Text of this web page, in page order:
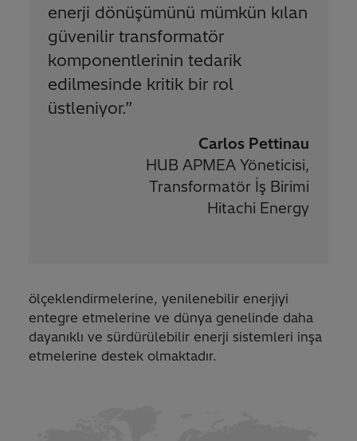
enerji dönüşümünü mümkün kılan
güvenilir transformatör
komponentlerinin tedarik
edilmesinde kritik bir rol
üstleniyor.”
Carlos Pettinau
HUB APMEA Yöneticisi,
Transformatör İş Birimi
Hitachi Energy
ölçeklendirmelerine, yenilenebilir enerjiyi
entegre etmelerine ve dünya genelinde daha
dayanıklı ve sürdürülebilir enerji sistemleri inşa
etmelerine destek olmaktadır.